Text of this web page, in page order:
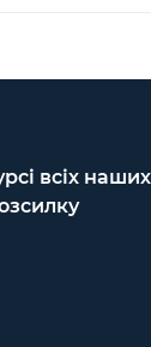
всіх